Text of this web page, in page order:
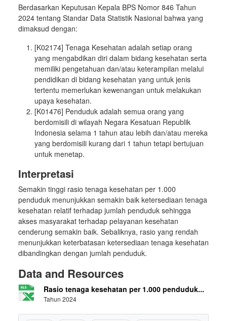
Berdasarkan Keputusan Kepala BPS Nomor 846 Tahun
2024 tentang Standar Data Statistik Nasional bahwa yang
dimaksud dengan:
[K02174] Tenaga Kesehatan adalah setiap orang
yang mengabdikan diri dalam bidang kesehatan serta
memiliki pengetahuan dan/atau keterampilan melalui
pendidikan di bidang kesehatan yang untuk jenis
tertentu memerlukan kewenangan untuk melakukan
upaya kesehatan.
[K01476] Penduduk adalah semua orang yang
berdomisili di wilayah Negara Kesatuan Republik
Indonesia selama 1 tahun atau lebih dan/atau mereka
yang berdomisili kurang dari 1 tahun tetapi bertujuan
untuk menetap.
Interpretasi
Semakin tinggi rasio tenaga kesehatan per 1.000
penduduk menunjukkan semakin baik ketersediaan tenaga
kesehatan relatif terhadap jumlah penduduk sehingga
akses masyarakat terhadap pelayanan kesehatan
cenderung semakin baik. Sebaliknya, rasio yang rendah
menunjukkan keterbatasan ketersediaan tenaga kesehatan
dibandingkan dengan jumlah penduduk.
Data and Resources
Rasio tenaga kesehatan per 1.000 penduduk...
Tahun 2024